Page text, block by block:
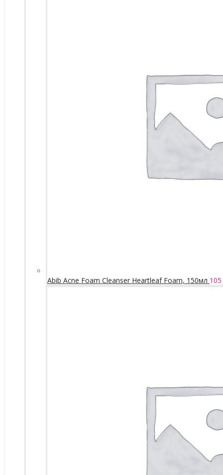
Abib Acne Foam Cleanser Heartleaf Foam, 150мл